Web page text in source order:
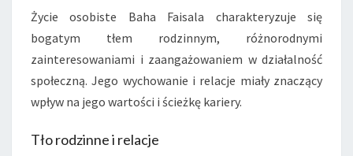
Życie osobiste Baha Faisala charakteryzuje się
bogatym tłem rodzinnym, różnorodnymi
zainteresowaniami i zaangażowaniem w działalność
społeczną. Jego wychowanie i relacje miały znaczący
wpływ na jego wartości i ścieżkę kariery.
Tło rodzinne i relacje